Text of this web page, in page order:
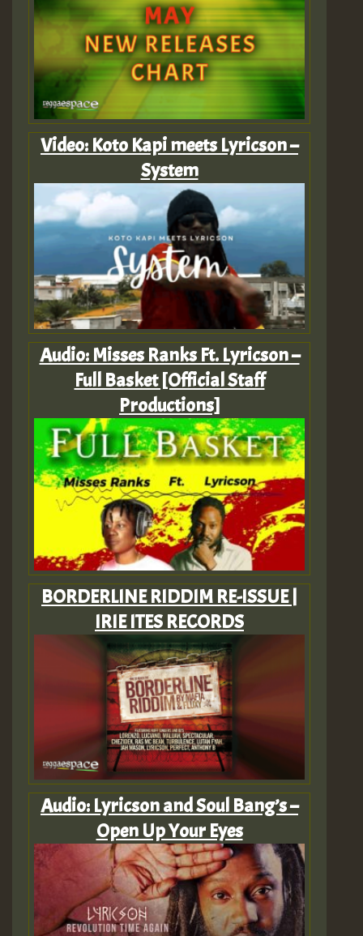
Video: Koto Kapi meets Lyricson –
System
Audio: Misses Ranks Ft. Lyricson –
Full Basket [Official Staff
Productions]
BORDERLINE RIDDIM RE-ISSUE |
IRIE ITES RECORDS
Audio: Lyricson and Soul Bang’s –
Open Up Your Eyes